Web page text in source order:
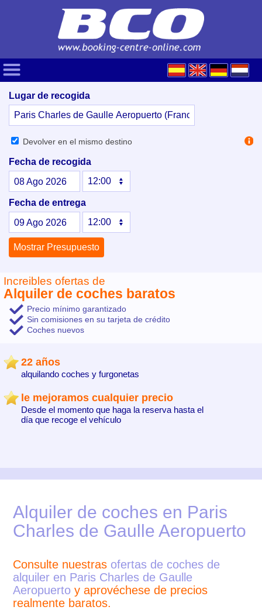
Alquiler de coches en Paris
Charles de Gaulle Aeropuerto
Consulte nuestras ofertas de coches de
alquiler en Paris Charles de Gaulle
Aeropuerto y aprovéchese de precios
realmente baratos.
Lugar de recogida
Devolver en el mismo destino
Fecha de recogida
08Ago2026
Fecha de entrega
09Ago2026
Increibles ofertas de
Alquiler de coches baratos
Precio mínimo garantizado
Sin comisiones en su tarjeta de crédito
Coches nuevos
22 años
alquilando coches y furgonetas
le mejoramos cualquier precio
Desde el momento que haga la reserva hasta el
día que recoge el vehículo